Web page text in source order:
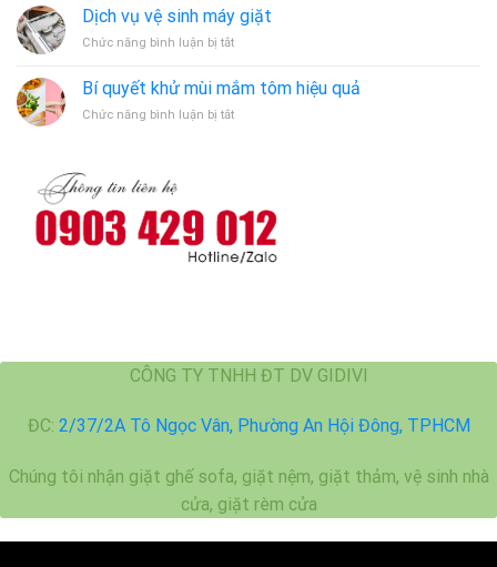
giặt
thảm
Bến
Dịch vụ vệ sinh máy giặt
Chức năng bình luận bị tắtở
vụ
vệ
sinh
Bí quyết khử mùi mắm tôm hiệu quả
Chức năng bình luận bị tắtở
mắm
tôm
hiệu
quả
CÔNG TY TNHH ĐT DV GIDIVI
ĐC: 2/37/2A Tô Ngọc Vân, Phường An Hội Đông, TPHCM
Chúng tôi nhận giặt ghế sofa, giặt nệm, giặt thảm, vệ sinh nhà
cửa, giặt rèm cửa